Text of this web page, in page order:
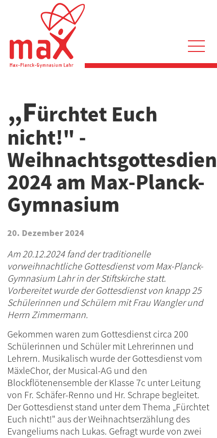
Hauptnavigation
„Fürchtet Euch
nicht!" -
2024 am Max-Planck-
Gymnasium
20. Dezember 2024
Am 20.12.2024 fand der traditionelle
vorweihnachtliche Gottesdienst vom Max-Planck-
Gymnasium Lahr in der Stiftskirche statt.
Vorbereitet wurde der Gottesdienst von knapp 25
Schülerinnen und Schülern mit Frau Wangler und
Herrn Zimmermann.
Gekommen waren zum Gottesdienst circa 200
Schülerinnen und Schüler mit Lehrerinnen und
Lehrern. Musikalisch wurde der Gottesdienst vom
MäxleChor, der Musical-AG und den
Blockflötenensemble der Klasse 7c unter Leitung
von Fr. Schäfer-Renno und Hr. Schrape begleitet.
Der Gottesdienst stand unter dem Thema „Fürchtet
Euch nicht!" aus der Weihnachtserzählung des
Evangeliums nach Lukas. Gefragt wurde von zwei